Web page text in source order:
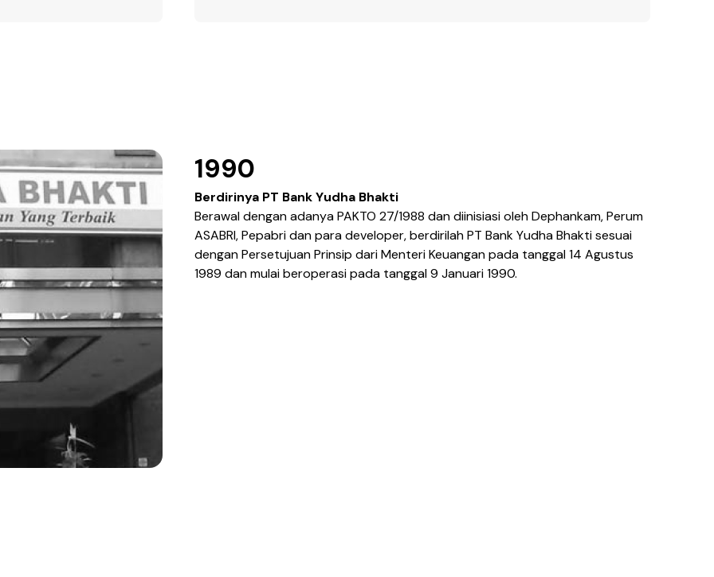
1990
Berdirinya PT Bank Yudha Bhakti
Berawal dengan adanya PAKTO 27/1988 dan diinisiasi oleh Dephankam, Perum
ASABRI, Pepabri dan para developer, berdirilah PT Bank Yudha Bhakti sesuai
dengan Persetujuan Prinsip dari Menteri Keuangan pada tanggal 14 Agustus
1989 dan mulai beroperasi pada tanggal 9 Januari 1990.